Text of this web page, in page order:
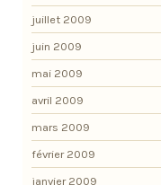
juillet 2009
juin 2009
mai 2009
avril 2009
mars 2009
février 2009
janvier 2009